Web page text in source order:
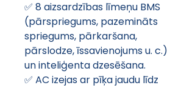
✅ 8 aizsardzības līmeņu BMS
(pārspriegums, pazemināts
spriegums, pārkaršana,
pārslodze, īssavienojums u. c.)
un inteliģenta dzesēšana.
✅ AC izejas ar pīķa jaudu līdz